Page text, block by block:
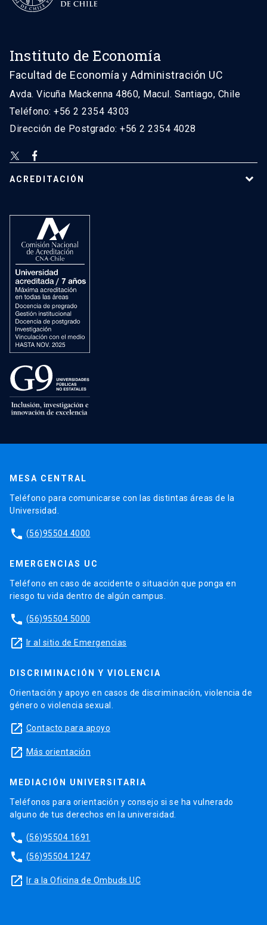
Instituto de Economía
Facultad de Economía y Administración UC
Avda. Vicuña Mackenna 4860, Macul. Santiago, Chile
Teléfono: +56 2 2354 4303
Dirección de Postgrado: +56 2 2354 4028
ACREDITACIÓN
MESA CENTRAL
Teléfono para comunicarse con las distintas áreas de la
Universidad.
phone (56)95504 4000
EMERGENCIAS UC
Teléfono en caso de accidente o situación que ponga en
riesgo tu vida dentro de algún campus.
phone (56)95504 5000
launch Ir al sitio de Emergencias
DISCRIMINACIÓN Y VIOLENCIA
Orientación y apoyo en casos de discriminación, violencia de
género o violencia sexual.
launch Contacto para apoyo
launch Más orientación
MEDIACIÓN UNIVERSITARIA
Teléfonos para orientación y consejo si se ha vulnerado
alguno de tus derechos en la universidad.
phone (56)95504 1691
phone (56)95504 1247
launch Ir a la Oficina de Ombuds UC